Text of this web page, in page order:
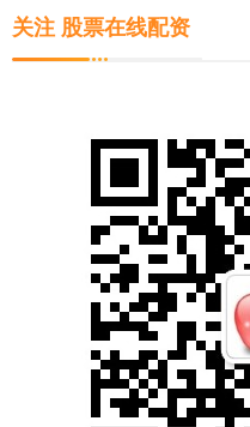
关注 股票在线配资